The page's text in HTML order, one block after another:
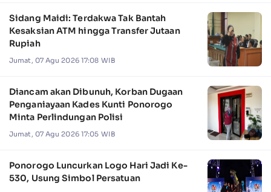
Sidang Maidi: Terdakwa Tak Bantah
Kesaksian ATM hingga Transfer Jutaan
Rupiah
Jumat, 07 Agu 2026 17:08 WIB
Diancam akan Dibunuh, Korban Dugaan
Penganiayaan Kades Kunti Ponorogo
Minta Perlindungan Polisi
Jumat, 07 Agu 2026 17:05 WIB
Ponorogo Luncurkan Logo Hari Jadi Ke-
530, Usung Simbol Persatuan